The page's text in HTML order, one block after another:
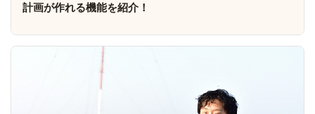
計画が作れる機能を紹介！